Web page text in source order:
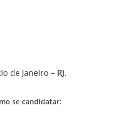
de Janeiro – RJ.
se candidatar: